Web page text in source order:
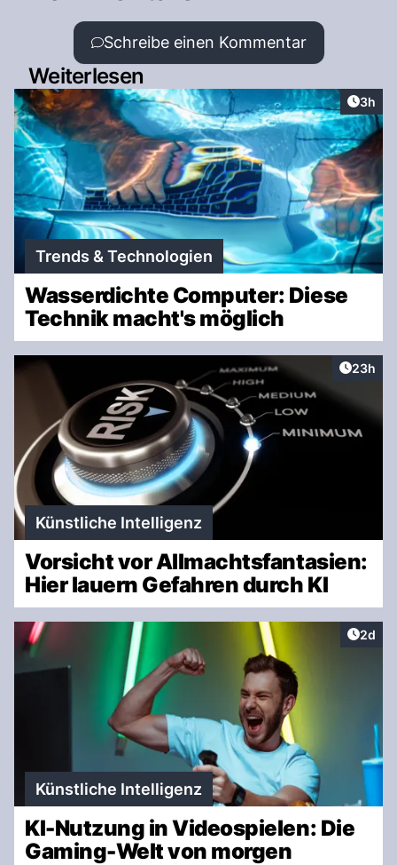
Schreibe einen Kommentar
Weiterlesen
3h
Trends & Technologien
Wasserdichte Computer: Diese
Technik macht's möglich
Artikel
23h
Künstliche Intelligenz
Vorsicht vor Allmachtsfantasien:
Hier lauern Gefahren durch KI
2d
Künstliche Intelligenz
KI-Nutzung in Videospielen: Die
Gaming-Welt von morgen